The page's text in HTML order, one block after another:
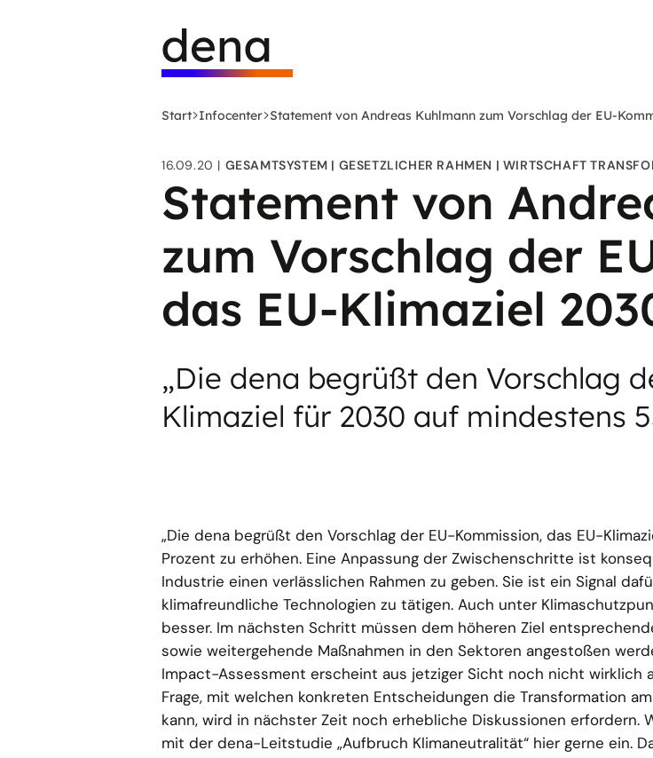
Deutsche
Energie-
Agentur
-
Startseite
Start Infocenter Statement von Andreas Kuhlmann zum Vorschlag der EU-
16.09.20 GESAMTSYSTEM GESETZLICHER RAHMEN WIRTSCHAFT
Statement von
zum Vorschlag der
das EU-Klimaziel
„Die dena begrüßt den Vorschlag
Klimaziel für 2030 auf mindestens
„Die dena begrüßt den Vorschlag der EU-Kommission, das EU-
Prozent zu erhöhen. Eine Anpassung der Zwischenschritte ist
Industrie einen verlässlichen Rahmen zu geben. Sie ist ein Signal
klimafreundliche Technologien zu tätigen. Auch unter
besser. Im nächsten Schritt müssen dem höheren Ziel
sowie weitergehende Maßnahmen in den Sektoren angestoßen
Impact-Assessment erscheint aus jetziger Sicht noch nicht wirklich
Frage, mit welchen konkreten Entscheidungen die Transformation
kann, wird in nächster Zeit noch erhebliche Diskussionen erfordern.
mit der dena-Leitstudie „Aufbruch Klimaneutralität“ hier gerne ein.